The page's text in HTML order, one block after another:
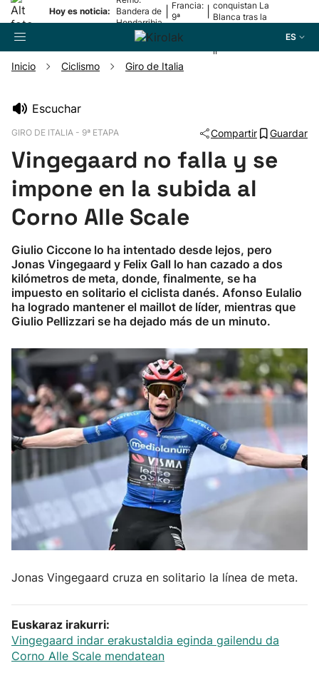
Hoy es noticia:
Bandera de
Hondarribia
Francia:
9ª
conquistan La
Blanca tras la
II
ES
Pelota
Remo
Baloncesto
Ciclismo
Balonmano
Kirolak 360
Atletismo
Carreras de montaña
Más deportes
"Helmuga"
Inicio Ciclismo Giro de Italia
Escuchar
GIRO DE ITALIA - 9ª ETAPA Compartir Guardar
Vingegaard no falla y se
impone en la subida al
Corno Alle Scale
Giulio Ciccone lo ha intentado desde lejos, pero
Jonas Vingegaard y Felix Gall lo han cazado a dos
kilómetros de meta, donde, finalmente, se ha
impuesto en solitario el ciclista danés. Afonso Eulalio
ha logrado mantener el maillot de líder, mientras que
Giulio Pellizzari se ha dejado más de un minuto.
Jonas Vingegaard cruza en solitario la línea de meta.
Euskaraz irakurri:
Vingegaard indar erakustaldia eginda gailendu da
Corno Alle Scale mendatean